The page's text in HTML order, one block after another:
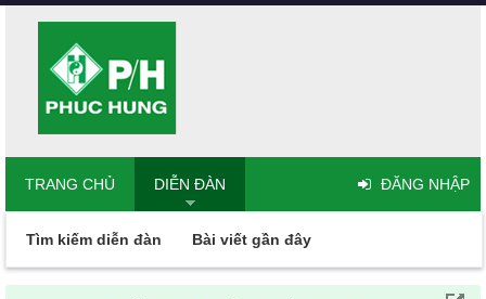
TRANG CHỦ DIỄN ĐÀN
Tìm kiếm diễn đàn Bài viết gần đây
ĐĂNG NHẬP